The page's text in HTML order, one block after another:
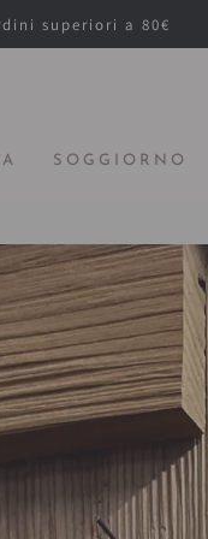
superiori a 80€
SOGGIORNO